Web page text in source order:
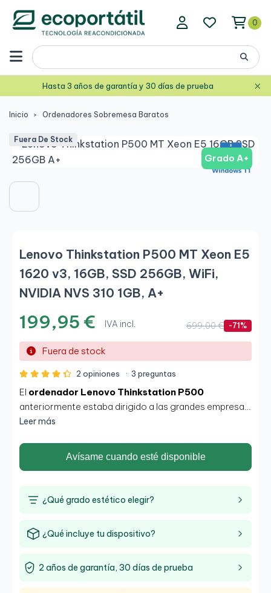
0
Hasta 3 años de garantía y 30 días de prueba ×
Inicio Ordenadores Sobremesa Baratos
Grado A+
Fuera De Stock
Lenovo Thinkstation P500 MT Xeon E5
1620 v3, 16GB, SSD 256GB, WiFi,
NVIDIA NVS 310 1GB, A+
199,95 € IVA incl. 699,00 € -71%
Fuera de stock
2 opiniones · 3 preguntas
El ordenador Lenovo Thinkstation P500
anteriormente estaba dirigido a las grandes empresas
por su manejabilidad, gestión y funcionamiento.
herramientas a una velocidad y potencia muy
competente gracias a su procesador
Leer más
Avísame cuando esté disponible
¿Qué grado estético elegir?
¿Qué incluye tu dispositivo?
2 años de garantía, 30 días de prueba